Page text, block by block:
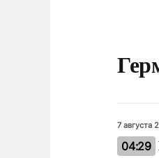
7 августа
04:29